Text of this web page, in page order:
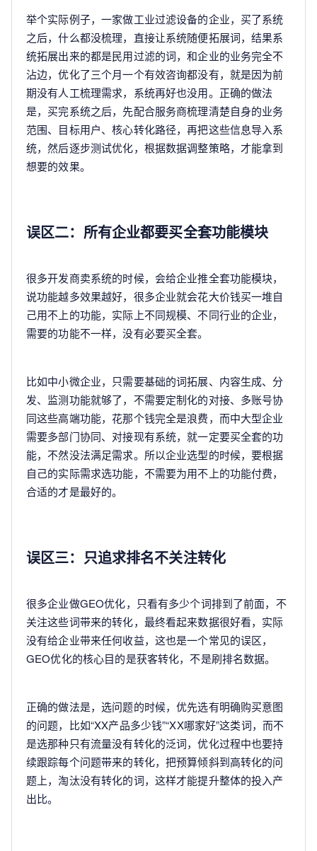
举个实际例子，一家做工业过滤设备的企业，买了系统
之后，什么都没梳理，直接让系统随便拓展词，结果系
统拓展出来的都是民用过滤的词，和企业的业务完全不
沾边，优化了三个月一个有效咨询都没有，就是因为前
期没有人工梳理需求，系统再好也没用。正确的做法
是，买完系统之后，先配合服务商梳理清楚自身的业务
范围、目标用户、核心转化路径，再把这些信息导入系
统，然后逐步测试优化，根据数据调整策略，才能拿到
想要的效果。
误区二：所有企业都要买全套功能模块
很多开发商卖系统的时候，会给企业推全套功能模块，
说功能越多效果越好，很多企业就会花大价钱买一堆自
己用不上的功能，实际上不同规模、不同行业的企业，
需要的功能不一样，没有必要买全套。
比如中小微企业，只需要基础的词拓展、内容生成、分
发、监测功能就够了，不需要定制化的对接、多账号协
同这些高端功能，花那个钱完全是浪费，而中大型企业
需要多部门协同、对接现有系统，就一定要买全套的功
能，不然没法满足需求。所以企业选型的时候，要根据
自己的实际需求选功能，不需要为用不上的功能付费，
合适的才是最好的。
误区三：只追求排名不关注转化
很多企业做GEO优化，只看有多少个词排到了前面，不
关注这些词带来的转化，最终看起来数据很好看，实际
没有给企业带来任何收益，这也是一个常见的误区，
GEO优化的核心目的是获客转化，不是刷排名数据。
正确的做法是，选问题的时候，优先选有明确购买意图
的问题，比如“XX产品多少钱”“XX哪家好”这类词，而不
是选那种只有流量没有转化的泛词，优化过程中也要持
续跟踪每个问题带来的转化，把预算倾斜到高转化的问
题上，淘汰没有转化的词，这样才能提升整体的投入产
出比。